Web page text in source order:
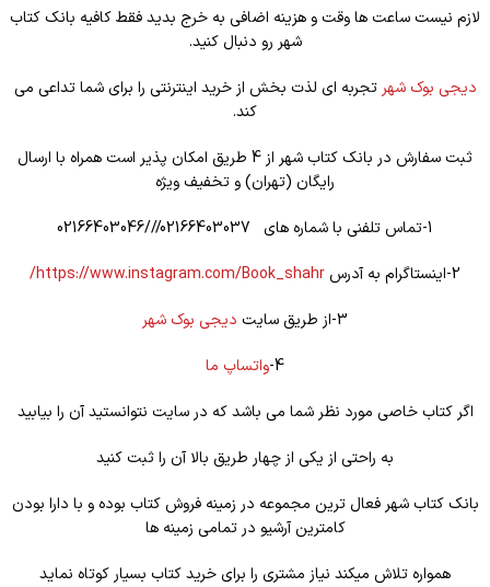
لازم نیست ساعت ها وقت و هزینه اضافی به خرج بدید فقط کافیه بانک کتاب
شهر رو دنبال کنید.
دیجی بوک شهر تجربه ای لذت بخش از خرید اینترنتی را برای شما تداعی می
کند.
ثبت سفارش در بانک کتاب شهر از 4 طریق امکان پذیر است همراه با ارسال
رایگان (تهران) و تخفیف ویژه
1-تماس تلفنی با شماره های 02166403037///02166403046
2-اینستاگرام به آدرس
https://www.instagram.com/Book_shahr/
3-از طریق سایت
دیجی بوک شهر
4- واتساپ ما
اگر کتاب خاصی مورد نظر شما می باشد که در سایت نتوانستید آن را بیابید
به راحتی از یکی از چهار طریق بالا آن را ثبت کنید
بانک کتاب شهر فعال ترین مجموعه در زمینه فروش کتاب بوده و با دارا بودن
کامترین آرشیو در تمامی زمینه ها
همواره تلاش میکند نیاز مشتری را برای خرید کتاب بسیار کوتاه نماید